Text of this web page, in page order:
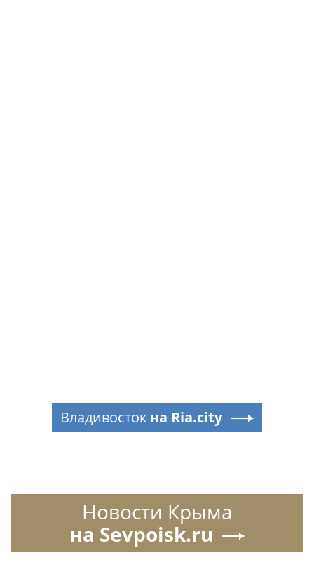
Владивосток на Ria.city
Новости Крыма
на Sevpoisk.ru